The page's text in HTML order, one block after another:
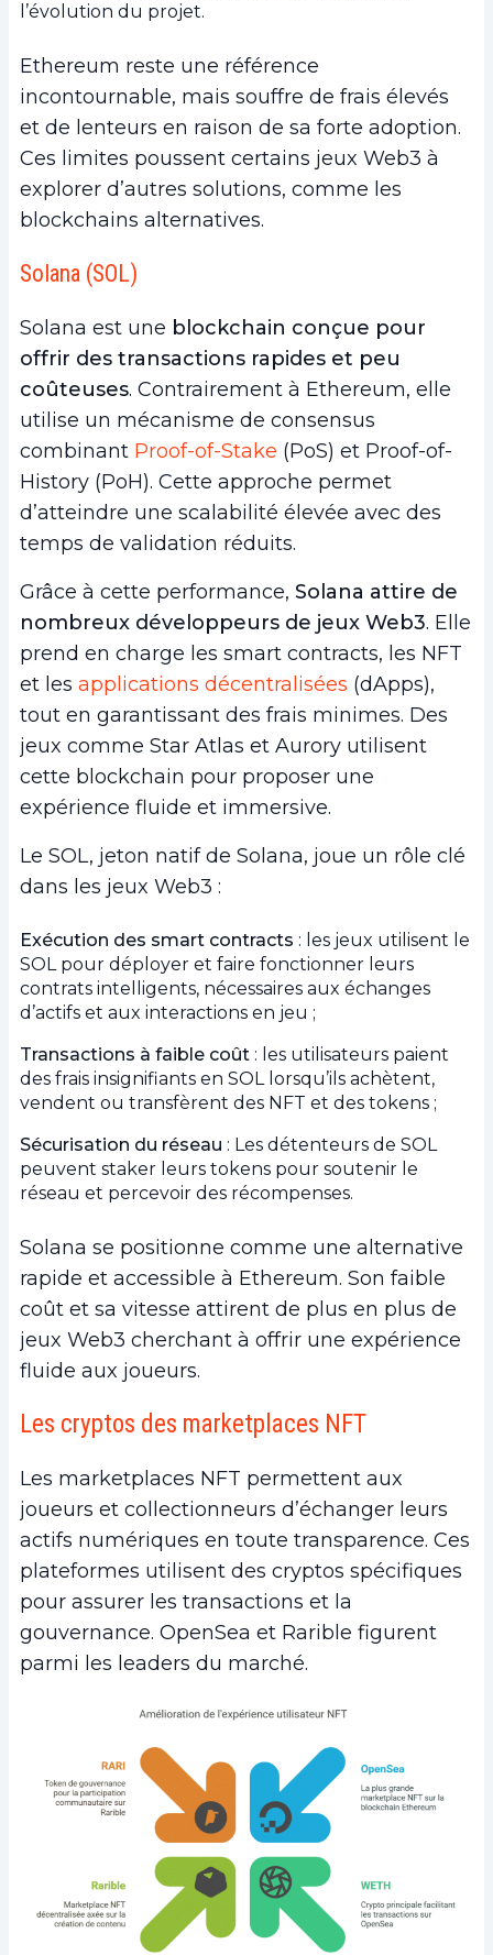
l’évolution du projet.
Ethereum reste une référence
incontournable, mais souffre de frais élevés
et de lenteurs en raison de sa forte adoption.
Ces limites poussent certains jeux Web3 à
explorer d’autres solutions, comme les
blockchains alternatives.
Solana (SOL)
Solana est une blockchain conçue pour
offrir des transactions rapides et peu
coûteuses. Contrairement à Ethereum, elle
utilise un mécanisme de consensus
combinant Proof-of-Stake (PoS) et Proof-of-
History (PoH). Cette approche permet
d’atteindre une scalabilité élevée avec des
temps de validation réduits.
Grâce à cette performance, Solana attire de
nombreux développeurs de jeux Web3. Elle
prend en charge les smart contracts, les NFT
et les applications décentralisées (dApps),
tout en garantissant des frais minimes. Des
jeux comme Star Atlas et Aurory utilisent
cette blockchain pour proposer une
expérience fluide et immersive.
Le SOL, jeton natif de Solana, joue un rôle clé
dans les jeux Web3 :
Exécution des smart contracts : les jeux utilisent le
SOL pour déployer et faire fonctionner leurs
contrats intelligents, nécessaires aux échanges
d’actifs et aux interactions en jeu ;
Transactions à faible coût : les utilisateurs paient
des frais insignifiants en SOL lorsqu’ils achètent,
vendent ou transfèrent des NFT et des tokens ;
Sécurisation du réseau : Les détenteurs de SOL
peuvent staker leurs tokens pour soutenir le
réseau et percevoir des récompenses.
Solana se positionne comme une alternative
rapide et accessible à Ethereum. Son faible
coût et sa vitesse attirent de plus en plus de
jeux Web3 cherchant à offrir une expérience
fluide aux joueurs.
Les cryptos des marketplaces NFT
Les marketplaces NFT permettent aux
joueurs et collectionneurs d’échanger leurs
actifs numériques en toute transparence. Ces
plateformes utilisent des cryptos spécifiques
pour assurer les transactions et la
gouvernance. OpenSea et Rarible figurent
parmi les leaders du marché.